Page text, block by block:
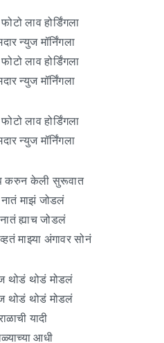
लाव होर्डिंगला
न्युज मॉर्निंगला
लाव होर्डिंगला
न्युज मॉर्निंगला
लाव होर्डिंगला
न्युज मॉर्निंगला
करुन केली सुरूवात
माझं जोडलं
ह्याच जोडलं
माझ्या अंगावर सोनं
थोडं थोडं मोडलं
थोडं थोडं मोडलं
यादी
आधी